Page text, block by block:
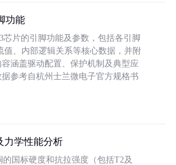
功能
芯片的引脚功能及参数，包括各引脚
值、内部逻辑关系等核心数据，并附
涵盖驱动配置、保护机制及典型应
参考自杭州士兰微电子官方规格书
力学性能分析
国标硬度和抗拉强度（包括T2及